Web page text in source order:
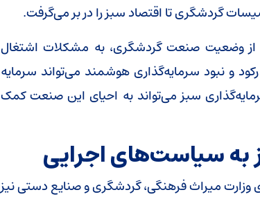
گردشگری تا اقتصاد سبز را در بر می‌گرفت.
از وضعیت صنعت گردشگری، به مشکلات اشتغال
و نبود سرمایه‌گذاری هوشمند می‌تواند سرمایه
سبز می‌تواند به احیای این صنعت کمک
به سیاست‌های اجرایی
وزارت میراث فرهنگی، گردشگری و صنایع دستی نیز